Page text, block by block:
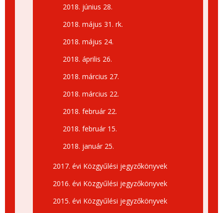
2018. június 28.
2018. május 31. rk.
2018. május 24.
2018. április 26.
2018. március 27.
2018. március 22.
2018. február 22.
2018. február 15.
2018. január 25.
2017. évi Közgyűlési jegyzőkönyvek
2016. évi Közgyűlési jegyzőkönyvek
2015. évi Közgyűlési jegyzőkönyvek